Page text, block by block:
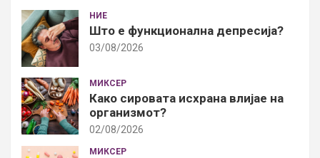
НИЕ
Што е функционална депресија?
03/08/2026
МИКСЕР
Како сировата исхрана влијае на
организмот?
02/08/2026
МИКСЕР